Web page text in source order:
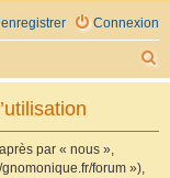
Connexion
e
par « nous »,
forum »),